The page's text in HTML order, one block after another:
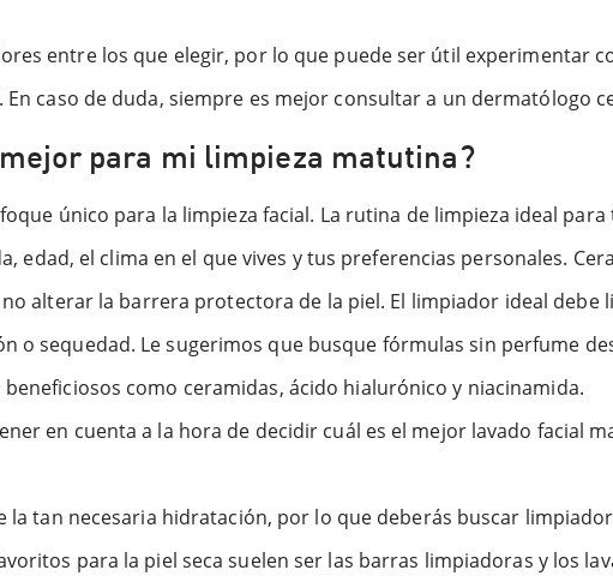
entre los que elegir, por lo que puede ser útil experimentar
En caso de duda, siempre es mejor consultar a un dermatólogo
para mi limpieza matutina?
único para la limpieza facial. La rutina de limpieza ideal
edad, el clima en el que vives y tus preferencias personales.
alterar la barrera protectora de la piel. El limpiador ideal
o sequedad. Le sugerimos que busque fórmulas sin perfume
como ceramidas, ácido hialurónico y niacinamida.
en cuenta a la hora de decidir cuál es el mejor lavado facial
la tan necesaria hidratación, por lo que deberás buscar
para la piel seca suelen ser las barras limpiadoras y los